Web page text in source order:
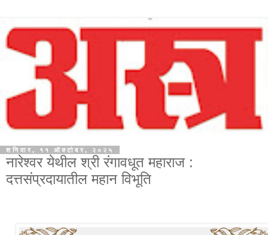
शनिवार, ११ ऑक्टोबर, २०२५
नारेश्वर येथील श्री रंगावधूत महाराज :
दत्तसंप्रदायातील महान विभूति